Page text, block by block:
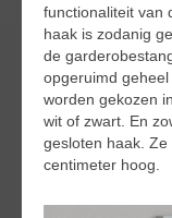
functionaliteit van
haak is zodanig
de
opgeruimd
worden gekozen
wit of zwart. En
gesloten haak.
centimeter hoog.